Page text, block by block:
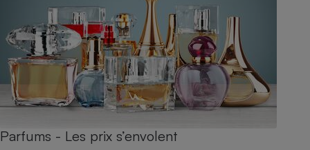
Parfums - Les prix s’envolent